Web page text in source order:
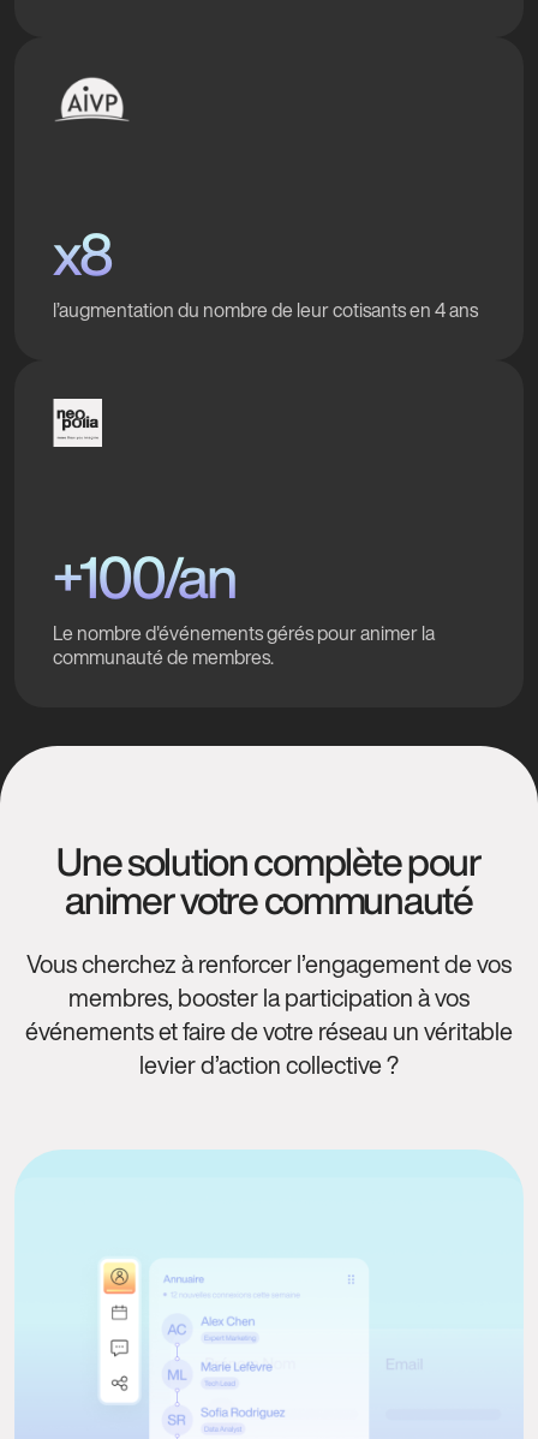
x8
l’augmentation du nombre de leur cotisants en 4 ans
+100/an
Le nombre d'événements gérés pour animer la
communauté de membres.
Une solution complète pour
animer votre communauté
Vous cherchez à renforcer l’engagement de vos
membres, booster la participation à vos
événements et faire de votre réseau un véritable
levier d’action collective ?